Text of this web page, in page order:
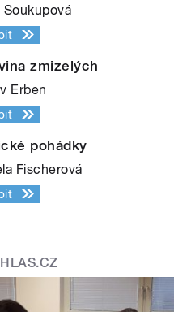
Soukupová
zmizelých
Erben
pohádky
Fischerová